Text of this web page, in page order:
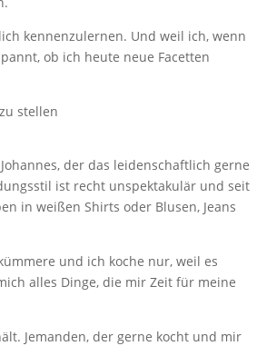
kennenzulernen. Und weil ich, wenn
ob ich heute neue Facetten
der das leidenschaftlich gerne
ist recht unspektakulär und seit
in weißen Shirts oder Blusen, Jeans
und ich koche nur, weil es
alles Dinge, die mir Zeit für meine
Jemanden, der gerne kocht und mir